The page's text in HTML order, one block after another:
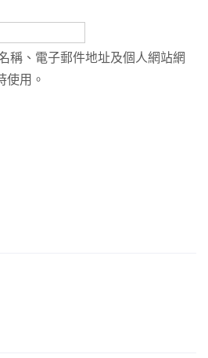
稱、電子郵件地址及個人網站網
使用。